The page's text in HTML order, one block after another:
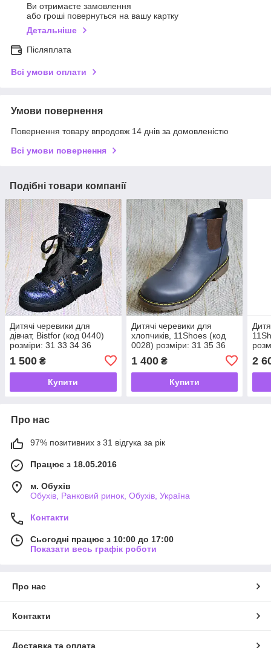
Ви отримаєте замовлення
або гроші повернуться на вашу картку
Детальніше
Післяплата
Всі умови оплати
Умови повернення
Повернення товару впродовж 14 днів за домовленістю
Всі умови повернення
Подібні товари компанії
Дитячі черевики для
дівчат, Bistfor (код 0440)
розміри: 31 33 34 36
1 500 ₴
Купити
Дитячі черевики для
хлопчиків, 11Shoes (код
0028) розміри: 31 35 36
1 400₴
Купити
2
Про нас
97% позитивних з 31 відгука за рік
Працює з 18.05.2016
м. Обухів
Обухів, Ранковий ринок, Обухів, Україна
Контакти
Сьогодні працює з 10:00 до 17:00
Показати весь графік роботи
Про нас
Контакти
Доставка та оплата